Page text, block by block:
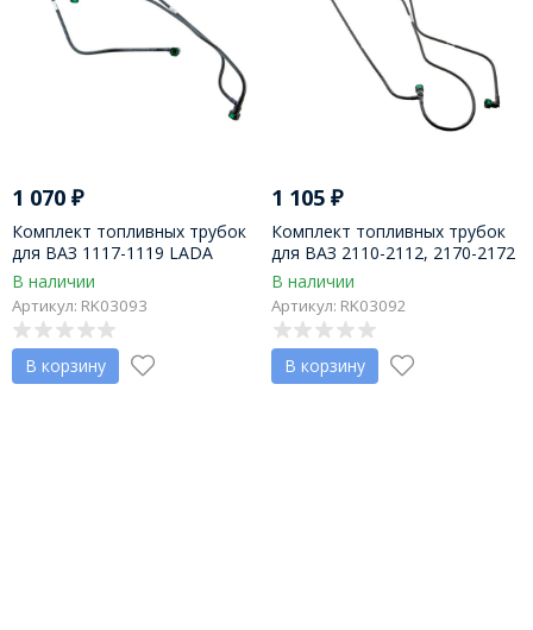
1 070 ₽
Комплект топливных трубок
для ВАЗ 1117-1119 LADA
Kalina, комп. 2 шт
В наличии
Артикул: RK03093
В корзину
1 105₽
Комплект топливных трубок
для ВАЗ 2110-2112, 2170-2172
LADA Priora, дв. 1,6, комп. 2шт
В наличии
Артикул: RK03092
В корзину